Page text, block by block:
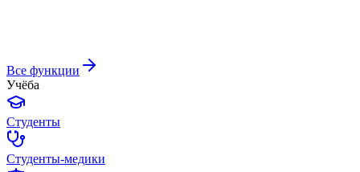
Все функции
Учёба
Студенты
Студенты-медики